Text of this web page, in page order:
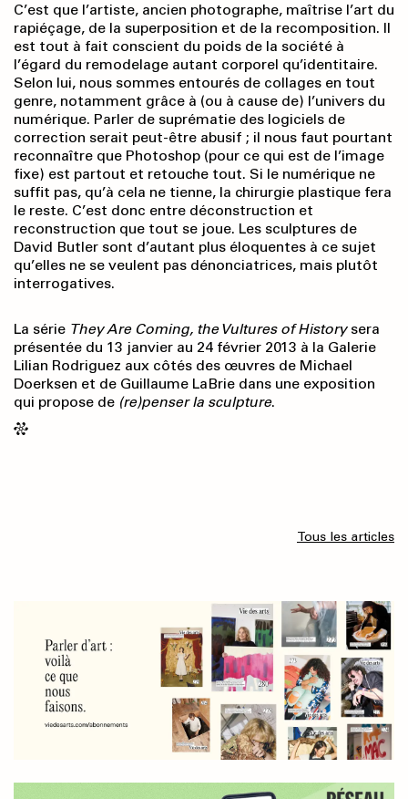
C’est que l’artiste, ancien photographe, maîtrise l’art du
rapiéçage, de la superposition et de la recomposition. Il
est tout à fait conscient du poids de la société à
l’égard du remodelage autant corporel qu’identitaire.
Selon lui, nous sommes entourés de collages en tout
genre, notamment grâce à (ou à cause de) l’univers du
numérique. Parler de suprématie des logiciels de
correction serait peut-être abusif ; il nous faut pourtant
reconnaître que Photoshop (pour ce qui est de l’image
fixe) est partout et retouche tout. Si le numérique ne
suffit pas, qu’à cela ne tienne, la chirurgie plastique fera
le reste. C’est donc entre déconstruction et
reconstruction que tout se joue. Les sculptures de
David Butler sont d’autant plus éloquentes à ce sujet
qu’elles ne se veulent pas dénonciatrices, mais plutôt
interrogatives.
La série They Are Coming, the Vultures of Historysera
présentée du 13 janvier au 24 février 2013 à la Galerie
Lilian Rodriguez aux côtés des œuvres de Michael
Doerksen et de Guillaume LaBrie dans une exposition
qui propose de (re)penser la sculpture.
Tous les articles